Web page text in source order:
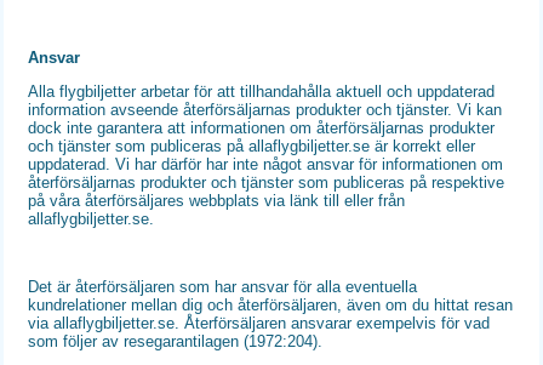
Ansvar
Alla flygbiljetter arbetar för att tillhandahålla aktuell och uppdaterad
information avseende återförsäljarnas produkter och tjänster. Vi kan
dock inte garantera att informationen om återförsäljarnas produkter
och tjänster som publiceras på allaflygbiljetter.se är korrekt eller
uppdaterad. Vi har därför har inte något ansvar för informationen om
återförsäljarnas produkter och tjänster som publiceras på respektive
på våra återförsäljares webbplats via länk till eller från
allaflygbiljetter.se.
Det är återförsäljaren som har ansvar för alla eventuella
kundrelationer mellan dig och återförsäljaren, även om du hittat resan
via allaflygbiljetter.se. Återförsäljaren ansvarar exempelvis för vad
som följer av resegarantilagen (1972:204).